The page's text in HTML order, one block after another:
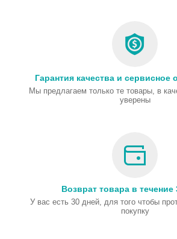
Гарантия качества и сервисное
Мы предлагаем только те товары, в
уверены
Возврат товара в течение
У вас есть 30 дней, для того чтобы
покупку